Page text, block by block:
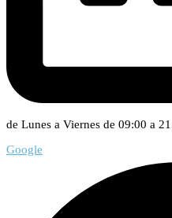
de Lunes a Viernes de 09:00 a
Google